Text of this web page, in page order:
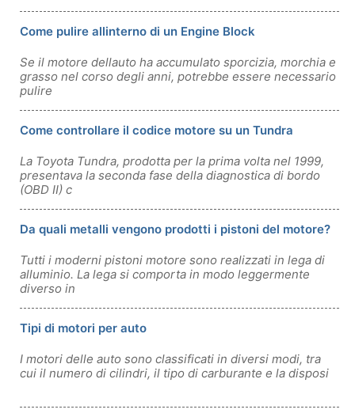
Come pulire allinterno di un Engine Block
Se il motore dellauto ha accumulato sporcizia, morchia e
grasso nel corso degli anni, potrebbe essere necessario
pulire
Come controllare il codice motore su un Tundra
La Toyota Tundra, prodotta per la prima volta nel 1999,
presentava la seconda fase della diagnostica di bordo
(OBD II) c
Da quali metalli vengono prodotti i pistoni del motore?
Tutti i moderni pistoni motore sono realizzati in lega di
alluminio. La lega si comporta in modo leggermente
diverso in
Tipi di motori per auto
I motori delle auto sono classificati in diversi modi, tra
cui il numero di cilindri, il tipo di carburante e la disposi